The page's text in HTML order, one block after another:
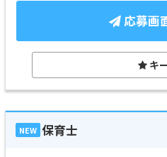
応募画
キ
NEW 保育士